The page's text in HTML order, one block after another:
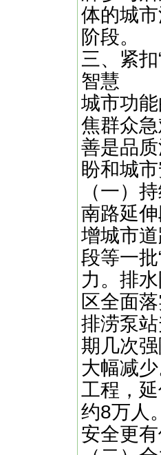
体的城
阶段。
三、紧
智慧
城市功
焦群众
善是品
盼和城
（一）
南路延
增城市
段等一批
力。排
区全面
排涝泵
期几次
大幅减
工程，
约8万人
安全更有